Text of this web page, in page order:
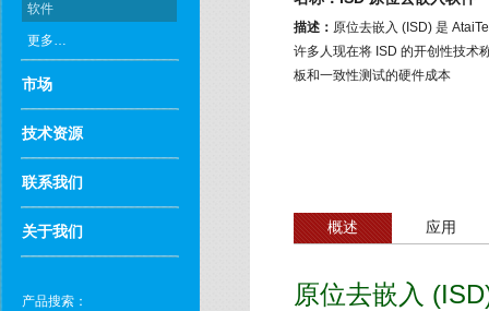
软件
更多…
市场
技术资源
联系我们
关于我们
产品搜索：
描述： 原位去嵌入 (ISD) 是
许多人现在将 ISD 的开创性技术
板和一致性测试的硬件成本
概述 应用
原位去嵌入